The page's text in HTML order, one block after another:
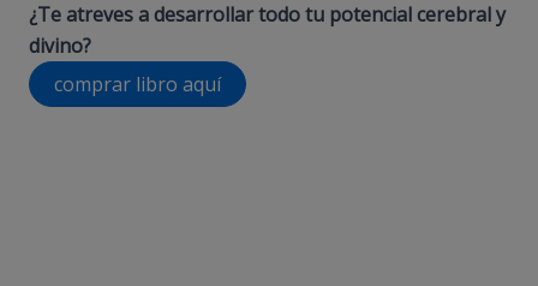
¿Te atreves a desarrollar todo tu potencial cerebral y
divino?
comprar libro aquí